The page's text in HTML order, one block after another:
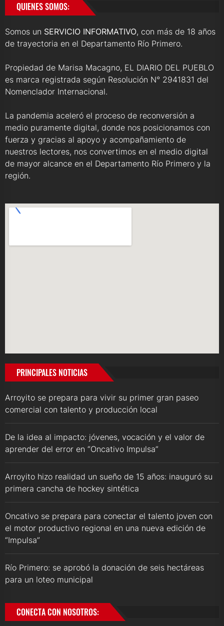
QUIENES SOMOS:
Somos un SERVICIO INFORMATIVO, con más de 18 años
de trayectoria en el Departamento Río Primero.
Propiedad de Marisa Macagno, EL DIARIO DEL PUEBLO
es marca registrada según Resolución N° 2941831 del
Nomenclador Internacional.
La pandemia aceleró el proceso de reconversión a
medio puramente digital, donde nos posicionamos con
fuerza y gracias al apoyo y acompañamiento de
nuestros lectores, nos convertimos en el medio digital
de mayor alcance en el Departamento Río Primero y la
región.
PRINCIPALES NOTICIAS
Arroyito se prepara para vivir su primer gran paseo
comercial con talento y producción local
De la idea al impacto: jóvenes, vocación y el valor de
aprender del error en “Oncativo Impulsa”
Arroyito hizo realidad un sueño de 15 años: inauguró su
primera cancha de hockey sintética
Oncativo se prepara para conectar el talento joven con
el motor productivo regional en una nueva edición de
“Impulsa”
Río Primero: se aprobó la donación de seis hectáreas
para un loteo municipal
CONECTA CON NOSOTROS: